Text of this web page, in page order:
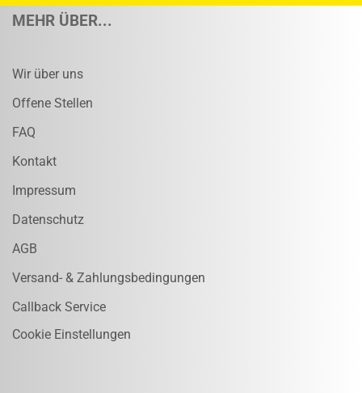
MEHR ÜBER...
Wir über uns
Offene Stellen
FAQ
Kontakt
Impressum
Datenschutz
AGB
Versand- & Zahlungsbedingungen
Callback Service
Cookie Einstellungen